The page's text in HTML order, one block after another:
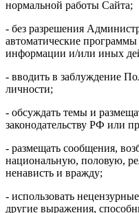
нормальной работы Сайта;
- без разрешения
автоматические
информации и/или иных
- вводить в заблуждение
личности;
- обсуждать темы и
законодательству РФ или
- размещать сообщения,
национальную, половую,
ненависть и вражду;
- использовать
другие выражения,